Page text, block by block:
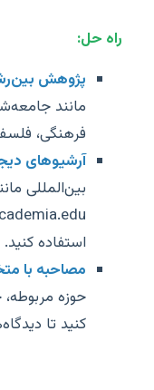
راه حل:
پژوهش
مانند
فرهنگی،
آرشیوهای
استفاده کنید.
مصاحبه با
حوزه
کنید تا